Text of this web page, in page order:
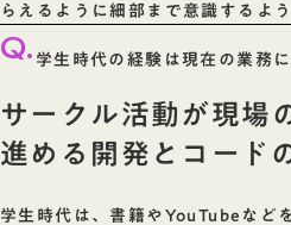
らえるように細部まで意識するよ
Q. 学生時代の経験は現在の業務
サークル活動が現場
進める開発とコード
学生時代は、書籍やYouTubeなど